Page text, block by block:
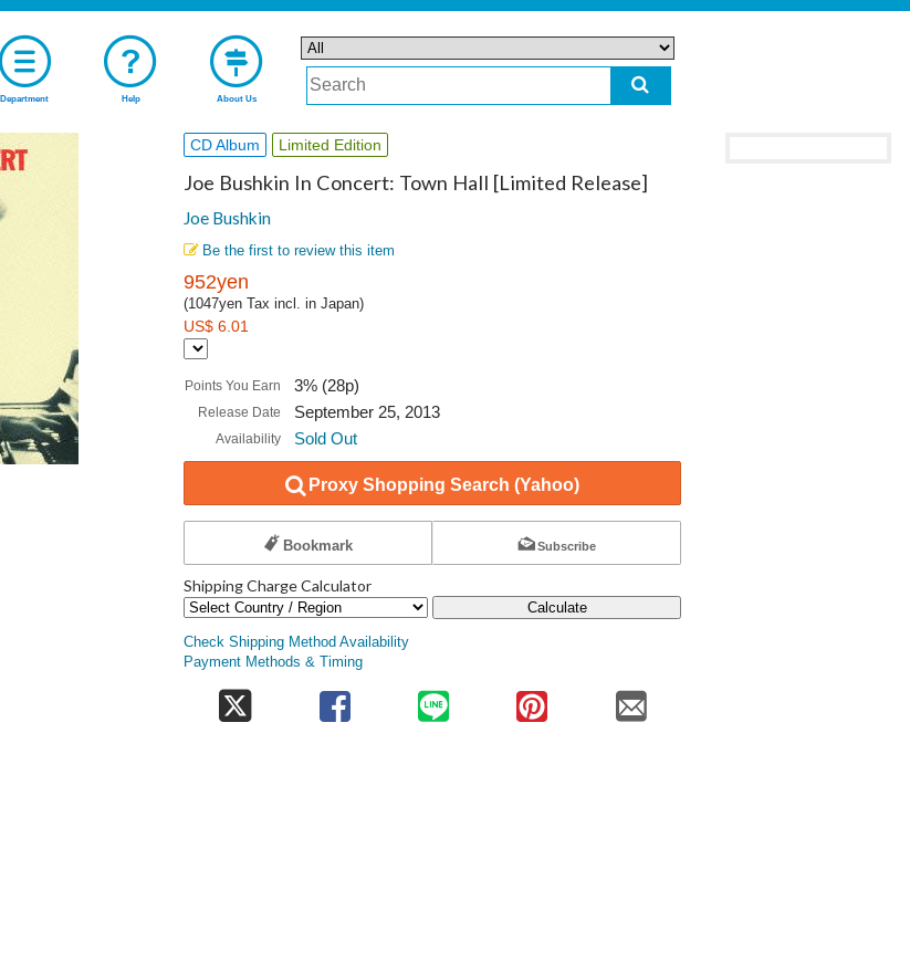
Department Help About Us
CD Album Limited Edition
Joe Bushkin In Concert: Town Hall [Limited Release]
Joe Bushkin
Be the first to review this item
952yen
(1047yen Tax incl. in Japan)
US$ 6.01
Points You Earn 3% (28p)
Release Date September 25, 2013
Availability Sold Out
Proxy Shopping Search (Yahoo)
Bookmark Subscribe
Shipping Charge Calculator
Calculate
Check Shipping Method Availability
Payment Methods & Timing